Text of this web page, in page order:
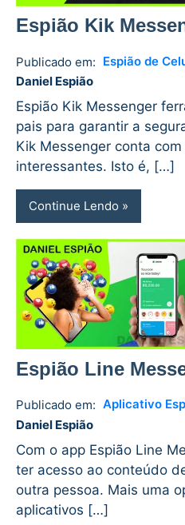
Espião Kik
Publicado em: Espião de
Daniel Espião
Daniel
1
Espião Kik Messenger
pais para garantir a
Kik Messenger conta
interessantes. Isto é, […]
Continue Lendo
Espião Line
Publicado em: Aplicativo
Daniel Espião
Daniel
No
Com o app Espião Line
ter acesso ao conteúdo
outra pessoa. Mais uma
aplicativos […]